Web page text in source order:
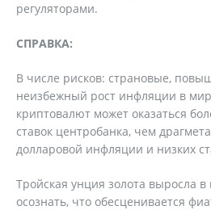
регуляторами.
СПРАВКА:
В числе рисков: страновые,
неизбежный рост инфляции в
криптовалют может оказаться
ставок центробанка, чем
долларовой инфляции и низких
Тройская унция золота выросла
осознать, что обесценивается